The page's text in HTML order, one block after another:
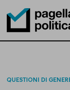
Pagella Politica
QUESTIONI DI